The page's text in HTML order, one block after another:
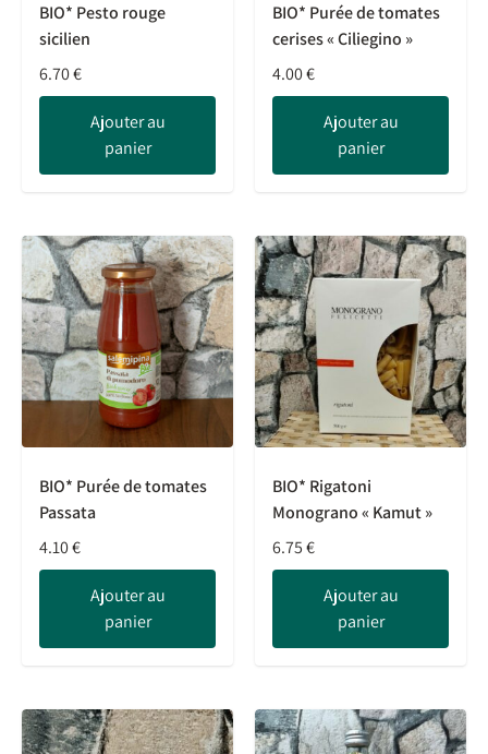
BIO* Pesto rouge
sicilien
6.70€
Ajouter au
panier
BIO* Purée de tomates
cerises « Ciliegino »
4.00€
Ajouter au
panier
BIO* Purée de tomates
Passata
4.10€
Ajouter au
panier
BIO* Rigatoni
Monograno « Kamut »
6.75€
Ajouter au
panier